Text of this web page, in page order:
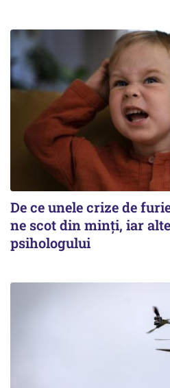
De ce unele crize de
ne scot din minți, iar
psihologului